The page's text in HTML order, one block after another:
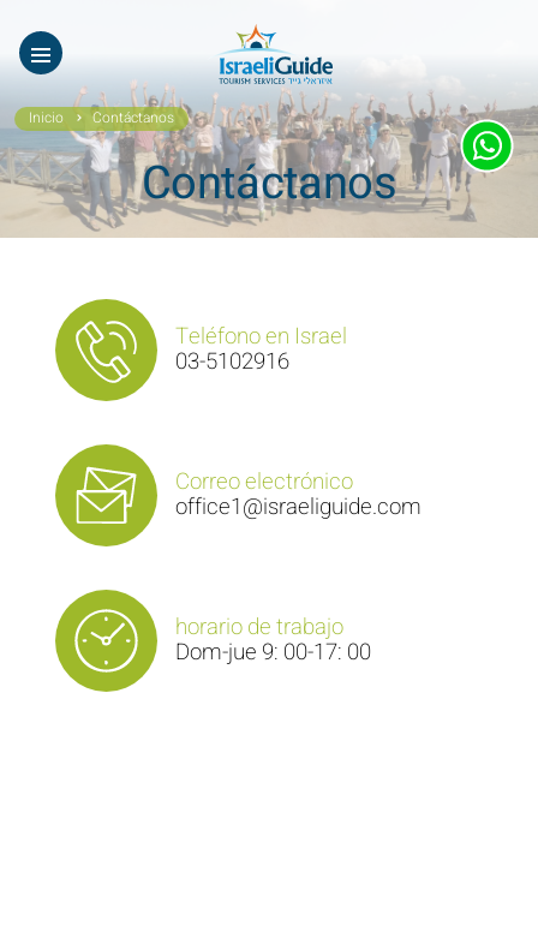
Inicio Contáctanos
Contáctanos
Teléfono en Israel
03-5102916
Correo electrónico
office1@israeliguide.com
horario de trabajo
Dom-jue 9: 00-17: 00
Nuestros Tours
Tours virtuales
Quiénes Somos
Testimonios
Videos De Israel
עב